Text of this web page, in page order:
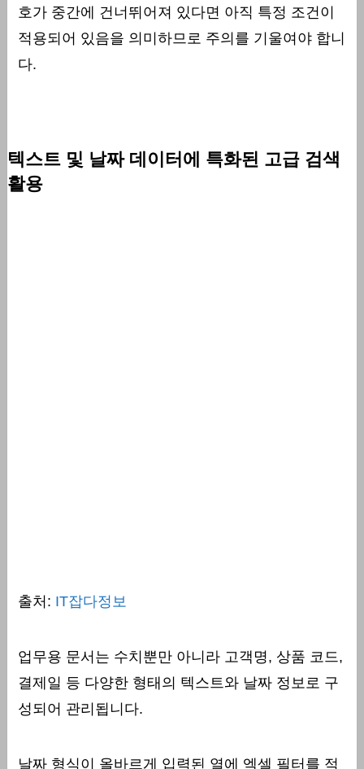
호가 중간에 건너뛰어져 있다면 아직 특정 조건이
적용되어 있음을 의미하므로 주의를 기울여야 합니
다.
텍스트 및 날짜 데이터에 특화된 고급 검색
활용
출처: IT잡다정보
업무용 문서는 수치뿐만 아니라 고객명, 상품 코드,
결제일 등 다양한 형태의 텍스트와 날짜 정보로 구
성되어 관리됩니다.
날짜 형식이 올바르게 입력된 열에 엑셀 필터를 적